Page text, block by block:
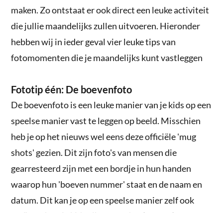
maken. Zo ontstaat er ook direct een leuke activiteit
die jullie maandelijks zullen uitvoeren. Hieronder
hebben wij in ieder geval vier leuke tips van
fotomomenten die je maandelijks kunt vastleggen
Fototip één: De boevenfoto
De boevenfoto is een leuke manier van je kids op een
speelse manier vast te leggen op beeld. Misschien
heb je op het nieuws wel eens deze officiële 'mug
shots' gezien. Dit zijn foto's van mensen die
gearresteerd zijn met een bordje in hun handen
waarop hun 'boeven nummer' staat en de naam en
datum. Dit kan je op een speelse manier zelf ook